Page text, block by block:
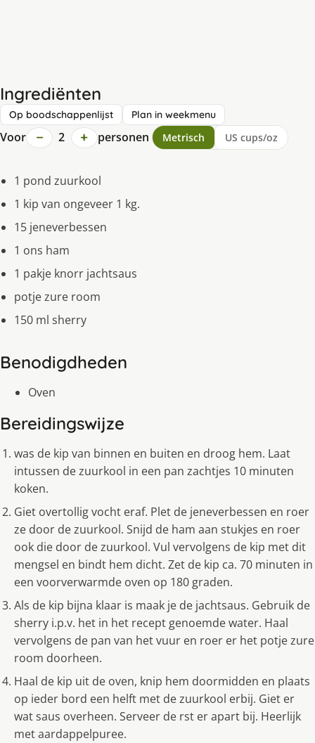
Ingrediënten
Op boodschappenlijst Plan in weekmenu
Voor − 2 + personen Metrisch US cups/oz
1 pond zuurkool
1 kip van ongeveer 1 kg.
15 jeneverbessen
1 ons ham
1 pakje knorr jachtsaus
potje zure room
150 ml sherry
Benodigdheden
Oven
Bereidingswijze
was de kip van binnen en buiten en droog hem. Laat
intussen de zuurkool in een pan zachtjes 10 minuten
koken.
Giet overtollig vocht eraf. Plet de jeneverbessen en roer
ze door de zuurkool. Snijd de ham aan stukjes en roer
ook die door de zuurkool. Vul vervolgens de kip met dit
mengsel en bindt hem dicht. Zet de kip ca. 70 minuten in
een voorverwarmde oven op 180 graden.
Als de kip bijna klaar is maak je de jachtsaus. Gebruik de
sherry i.p.v. het in het recept genoemde water. Haal
vervolgens de pan van het vuur en roer er het potje zure
room doorheen.
Haal de kip uit de oven, knip hem doormidden en plaats
op ieder bord een helft met de zuurkool erbij. Giet er
wat saus overheen. Serveer de rst er apart bij. Heerlijk
met aardappelpuree.